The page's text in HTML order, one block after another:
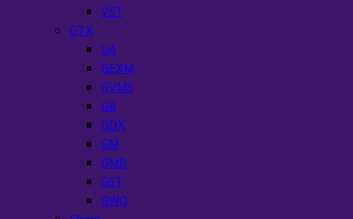
VST
GTX
GA
GEXM
GVMS
GB
GDX
GM
GMB
GST
GWO